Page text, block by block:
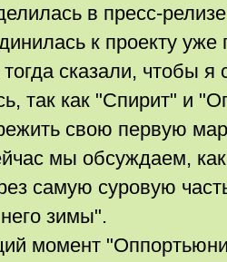
в пресс-
к проекту уже
сказали, чтобы я
так как "Спирит" и
свою первую
мы обсуждаем,
самую суровую
зимы".
момент